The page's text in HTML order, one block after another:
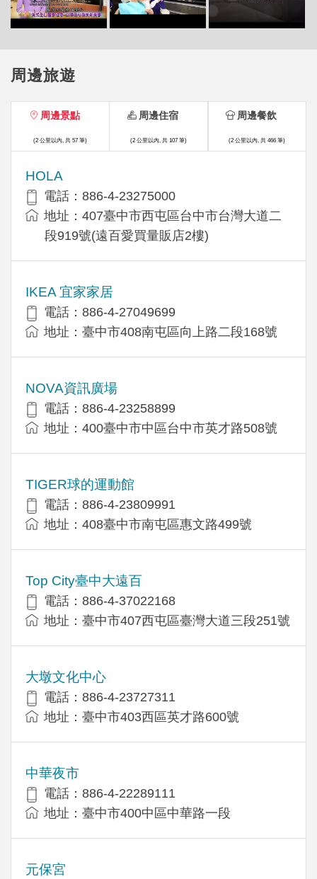
周邊旅遊
周邊景點
(2 公里以內, 共 57 筆)
HOLA
電話：886-4-23275000
地址：407臺中市西屯區台中市台灣大道二
段919號(遠百愛買量販店2樓)
IKEA 宜家家居
電話：886-4-27049699
地址：臺中市408南屯區向上路二段168號
NOVA資訊廣場
電話：886-4-23258899
地址：400臺中市中區台中市英才路508號
TIGER球的運動館
電話：886-4-23809991
地址：408臺中市南屯區惠文路499號
Top City臺中大遠百
電話：886-4-37022168
地址：臺中市407西屯區臺灣大道三段251號
大墩文化中心
電話：886-4-23727311
地址：臺中市403西區英才路600號
中華夜市
電話：886-4-22289111
地址：臺中市400中區中華路一段
元保宮
周邊住宿
(2 公里以內, 共 107 筆)
周邊餐飲
(2 公里以內, 共 466 筆)